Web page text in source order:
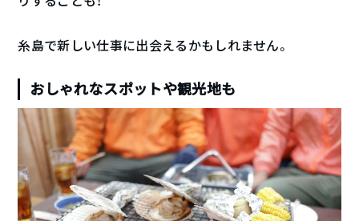
糸島で新しい仕事に出会えるかもしれません。
おしゃれなスポットや観光地も